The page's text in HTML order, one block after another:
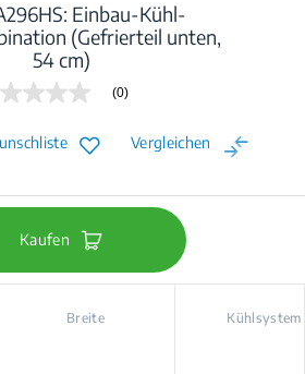
Einbau-Kühl-
(Gefrierteil unten,
54 cm)
(0)
Vergleichen
Kaufen
Breite Kühlsystem